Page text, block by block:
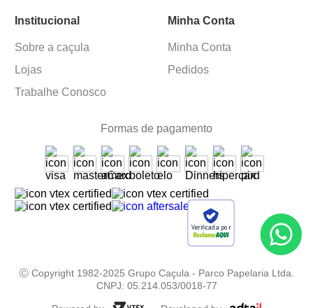
Institucional
Sobre a caçula
Lojas
Trabalhe Conosco
Minha Conta
Minha Conta
Pedidos
Formas de pagamento
Verificada por
Ⓒ Copyright 1982-2025 Grupo Caçula - Parco Papelaria Ltda.
CNPJ: 05.214.053/0018-77